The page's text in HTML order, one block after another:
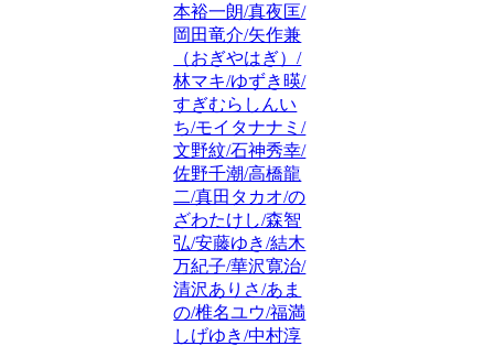
本裕一朗/真夜匡/
岡田竜介/矢作兼
（おぎやはぎ）/
林マキ/ゆずき暎/
すぎむらしんい
ち/モイタナナミ/
文野紋/石神秀幸/
佐野千潮/高橋龍
二/真田タカオ/の
ざわたけし/森智
弘/安藤ゆき/結木
万紀子/華沢寛治/
清沢ありさ/あま
の/椎名ユウ/福満
しげゆき/中村淳